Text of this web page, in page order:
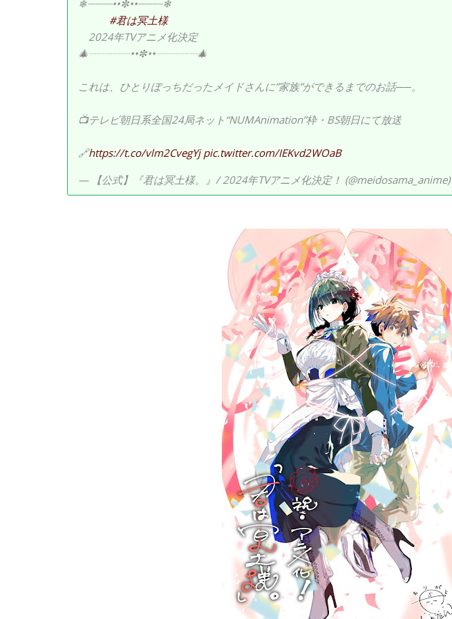
❄┈┈┈┈••✼••┈┈┈┈❄
#君は冥土様
2024年TVアニメ化決定
🎄┈┈┈┈••✼••┈┈┈┈🎄
これは、ひとりぼっちだったメイドさんに”家族”ができるまでのお話──。
📺テレビ朝日系全国24局ネット“NUMAnimation”枠・BS朝日にて放送
🔗https://t.co/vlm2CvegYj pic.twitter.com/IEKvd2WOaB
— 【公式】『君は冥土様。』/ 2024年TVアニメ化決定！ (@meidosama_anime)